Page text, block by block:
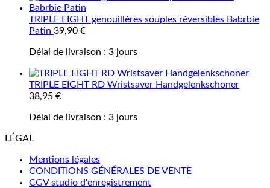
TRIPLE EIGHT genouillères souples réversibles Babrbie
Patin 39,90 €
Délai de livraison : 3 jours
TRIPLE EIGHT RD Wristsaver Handgelenkschoner
38,95 €
Délai de livraison : 3 jours
LÉGAL
Mentions légales
CONDITIONS GÉNÉRALES DE VENTE
CGV studio d'enregistrement